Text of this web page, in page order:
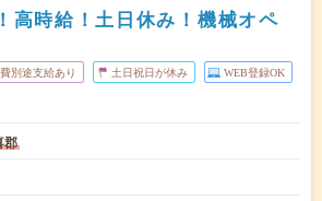
高時給！土日休み！機械オペ
別途支給あり 土日祝日が休み WEB登録OK
郡